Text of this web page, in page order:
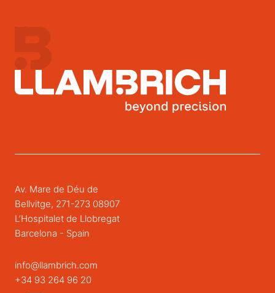
Av. Mare de Déu de
Bellvitge, 271-273 08907
L’Hospitalet de Llobregat
Barcelona - Spain
info@llambrich.com
+34 93 264 96 20